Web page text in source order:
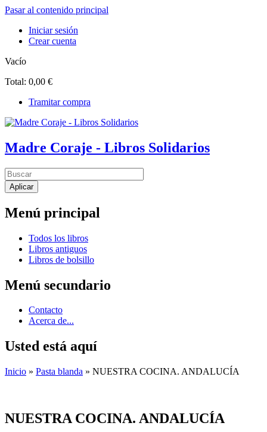
Pasar al contenido principal
Iniciar sesión
Crear cuenta
Vacío
Total: 0,00 €
Tramitar compra
Madre Coraje - Libros Solidarios
Menú principal
Todos los libros
Libros antiguos
Libros de bolsillo
Menú secundario
Contacto
Acerca de...
Usted está aquí
Inicio » Pasta blanda » NUESTRA COCINA. ANDALUCÍA
NUESTRA COCINA. ANDALUCÍA